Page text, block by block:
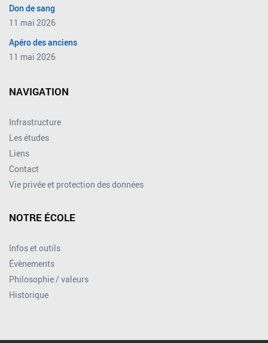
Don de sang
11 mai 2026
Apéro des anciens
11 mai 2026
NAVIGATION
Infrastructure
Les études
Liens
Contact
Vie privée et protection des données
NOTRE ÉCOLE
Infos et outils
Évènements
Philosophie / valeurs
Historique